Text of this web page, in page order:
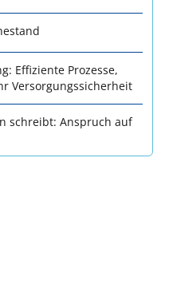
Effiziente Prozesse,
Versorgungssicherheit
schreibt: Anspruch auf